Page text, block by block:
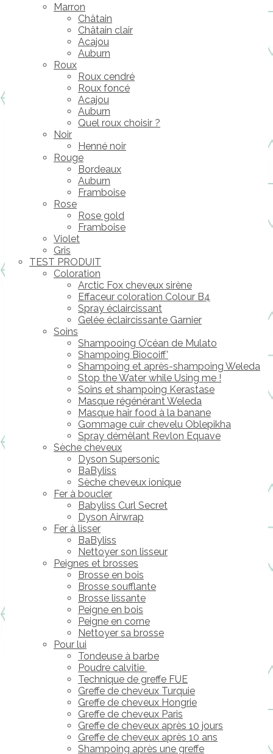
Marron
Châtain
Châtain clair
Acajou
Auburn
Roux
Roux cendré
Roux foncé
Acajou
Auburn
Quel roux choisir ?
Noir
Henné noir
Rouge
Bordeaux
Auburn
Framboise
Rose
Rose gold
Framboise
Violet
Gris
TEST PRODUIT
Coloration
Arctic Fox cheveux sirène
Effaceur coloration Colour B4
Spray éclaircissant
Gelée éclaircissante Garnier
Soins
Shampooing O’céan de Mulato
Shampoing Biocoiff’
Shampoing et après-shampoing Weleda
Stop the Water while Using me !
Soins et shampoing Kerastase
Masque régénérant Weleda
Masque hair food à la banane
Gommage cuir chevelu Oblepikha
Spray démêlant Revlon Equave
Sèche cheveux
Dyson Supersonic
BaByliss
Sèche cheveux ionique
Fer à boucler
Babyliss Curl Secret
Dyson Airwrap
Fer à lisser
BaByliss
Nettoyer son lisseur
Peignes et brosses
Brosse en bois
Brosse soufflante
Brosse lissante
Peigne en bois
Peigne en corne
Nettoyer sa brosse
Pour lui
Tondeuse à barbe
Poudre calvitie
Technique de greffe FUE
Greffe de cheveux Turquie
Greffe de cheveux Hongrie
Greffe de cheveux Paris
Greffe de cheveux après 10 jours
Greffe de cheveux après 10 ans
Shampoing après une greffe